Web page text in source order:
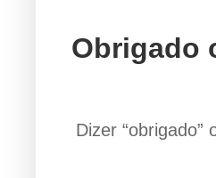
Obrigado
Dizer “obrigado”